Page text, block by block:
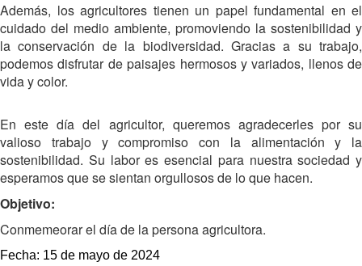
Además, los agricultores tienen un papel fundamental en el
cuidado del medio ambiente, promoviendo la sostenibilidad y
la conservación de la biodiversidad. Gracias a su trabajo,
podemos disfrutar de paisajes hermosos y variados, llenos de
vida y color.
En este día del agricultor, queremos agradecerles por su
valioso trabajo y compromiso con la alimentación y la
sostenibilidad. Su labor es esencial para nuestra sociedad y
esperamos que se sientan orgullosos de lo que hacen.
Objetivo:
Conmemeorar el día de la persona agricultora.
Fecha: 15 de mayo de 2024